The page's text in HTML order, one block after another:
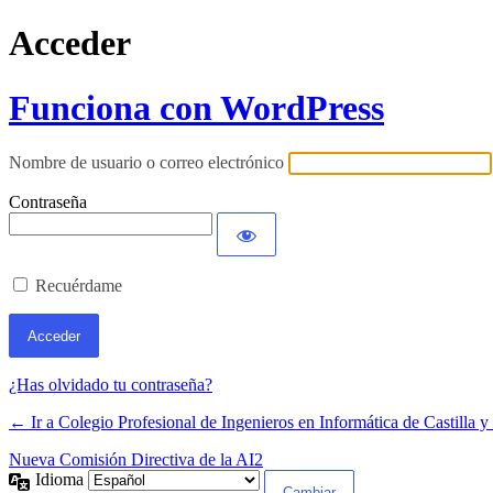
Acceder
Funciona con WordPress
Nombre de usuario o correo electrónico
Contraseña
Recuérdame
¿Has olvidado tu contraseña?
← Ir a Colegio Profesional de Ingenieros en Informática de Castilla y
Nueva Comisión Directiva de la AI2
Idioma